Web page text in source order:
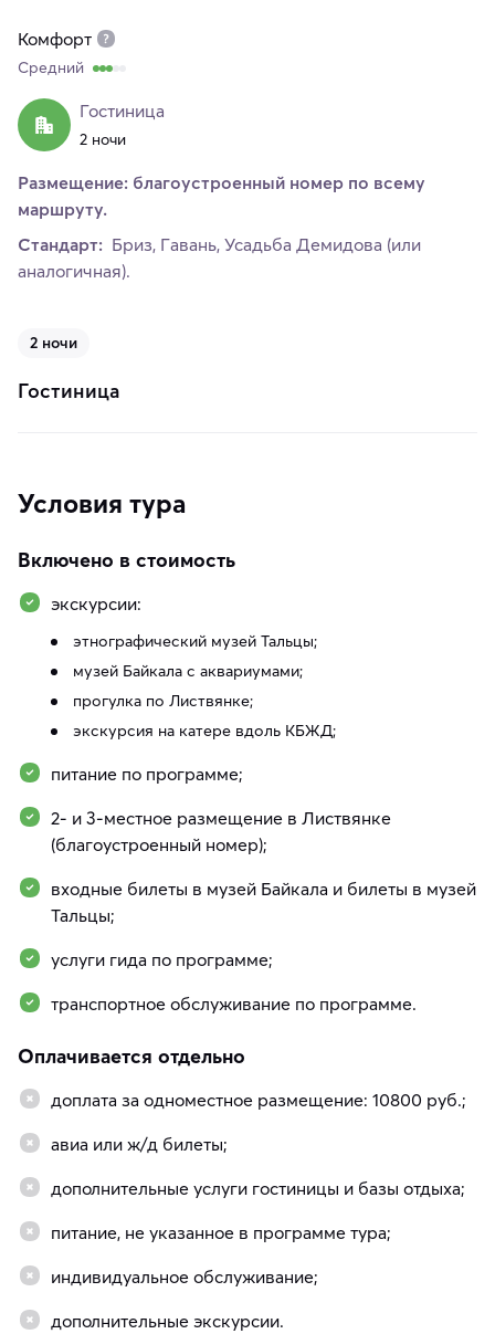
Комфорт
Средний
Гостиница
2 ночи
Размещение: благоустроенный номер по всему
маршруту.
Стандарт: Бриз, Гавань, Усадьба Демидова (или
аналогичная).
2 ночи
Гостиница
Условия тура
Включено в стоимость
экскурсии:
этнографический музей Тальцы;
музей Байкала с аквариумами;
прогулка по Листвянке;
экскурсия на катере вдоль КБЖД;
питание по программе;
2- и 3-местное размещение в Листвянке
(благоустроенный номер);
входные билеты в музей Байкала и билеты в музей
Тальцы;
услуги гида по программе;
транспортное обслуживание по программе.
Оплачивается отдельно
доплата за одноместное размещение: 10800 руб.;
авиа или ж/д билеты;
дополнительные услуги гостиницы и базы отдыха;
питание, не указанное в программе тура;
индивидуальное обслуживание;
дополнительные экскурсии.